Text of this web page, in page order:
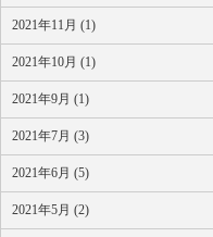
2021年11月 (1)
2021年10月 (1)
2021年9月 (1)
2021年7月 (3)
2021年6月 (5)
2021年5月 (2)